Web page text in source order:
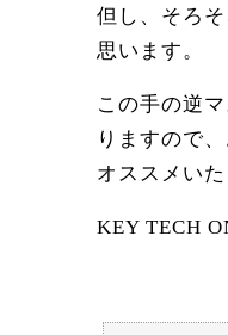
但し、そろ
思います。
この手の逆
りますので
オススメい
KEY TECH